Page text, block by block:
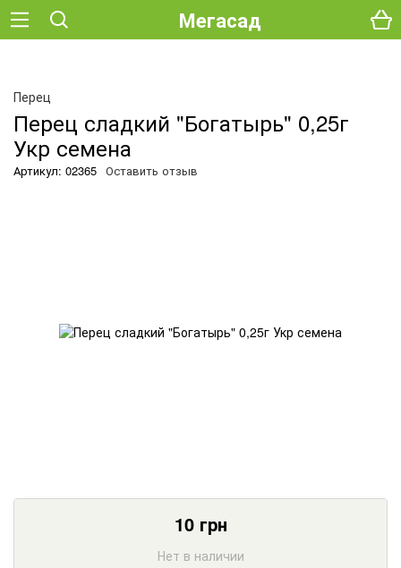
Мегасад
Перец
Перец сладкий "Богатырь" 0,25г
Укр семена
Артикул: 02365 Оставить отзыв
10грн
Нет в наличии